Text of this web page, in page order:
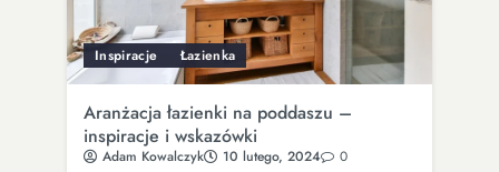
Inspiracje Łazienka
Aranżacja łazienki na poddaszu –
inspiracje i wskazówki
Adam Kowalczyk 10 lutego, 2024 0